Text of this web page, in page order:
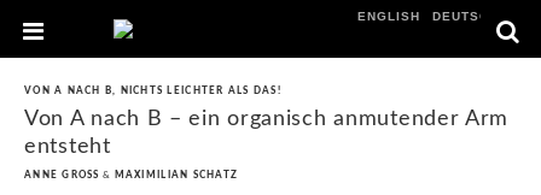
ENGLISH DEUTSCH
VON A NACH B, NICHTS LEICHTER ALS DAS!
Von A nach B – ein organisch anmutender Arm
entsteht
ANNE GROSS & MAXIMILIAN SCHATZ